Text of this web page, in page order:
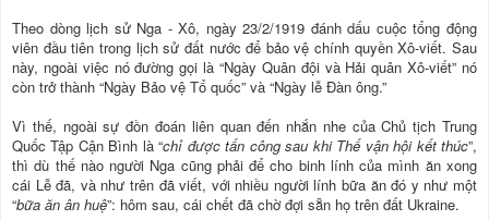
Theo dòng lịch sử Nga - Xô, ngày 23/2/1919 đánh dấu cuộc tổng động
viên đầu tiên trong lịch sử đất nước để bảo vệ chính quyền Xô-viết. Sau
này, ngoài việc nó đường gọi là “Ngày Quân đội và Hải quân Xô-viết” nó
còn trở thành “Ngày Bảo vệ Tổ quốc” và “Ngày lễ Đàn ông.”
Vì thế, ngoài sự đồn đoán liên quan đến nhắn nhe của Chủ tịch Trung
Quốc Tập Cận Bình là “chỉ được tấn công sau khi Thế vận hội kết thúc”,
thì dù thế nào người Nga cũng phải để cho binh lính của mình ăn xong
cái Lễ đã, và như trên đã viết, với nhiều người lính bữa ăn đó y như một
“bữa ăn ân huệ”: hôm sau, cái chết đã chờ đợi sẵn họ trên đất Ukraine.